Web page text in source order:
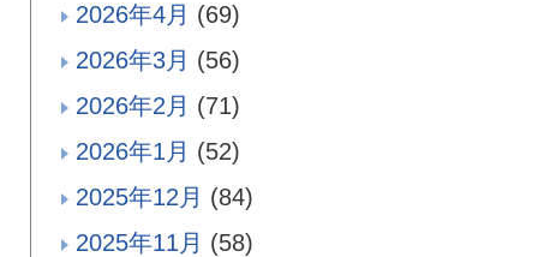
2026年4月 (69)
2026年3月 (56)
2026年2月 (71)
2026年1月 (52)
2025年12月 (84)
2025年11月 (58)